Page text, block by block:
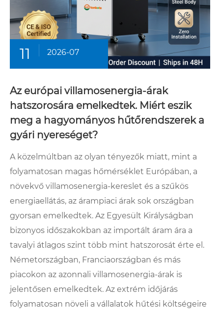
11 2026-07
Az európai villamosenergia-árak
hatszorosára emelkedtek. Miért eszik
meg a hagyományos hűtőrendszerek a
gyári nyereséget?
A közelmúltban az olyan tényezők miatt, mint a
folyamatosan magas hőmérséklet Európában, a
növekvő villamosenergia-kereslet és a szűkös
energiaellátás, az árampiaci árak sok országban
gyorsan emelkedtek. Az Egyesült Királyságban
bizonyos időszakokban az importált áram ára a
tavalyi átlagos szint több mint hatszorosát érte el.
Németországban, Franciaországban és más
piacokon az azonnali villamosenergia-árak is
jelentősen emelkedtek. Az extrém időjárás
folyamatosan növeli a vállalatok hűtési költségeire